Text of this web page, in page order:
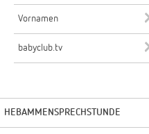
Vornamen
babyclub.tv
HEBAMMENSPRECHSTUNDE